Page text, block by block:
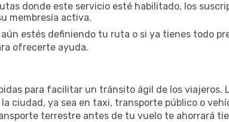
donde este servicio esté habilitado, los
membresía activa.
estés definiendo tu ruta o si ya tienes todo
ofrecerte ayuda.
para facilitar un tránsito ágil de los viajeros.
ciudad, ya sea en taxi, transporte público o
terrestre antes de tu vuelo te ahorrará